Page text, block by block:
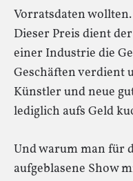
Vorratsdaten wollten.
Dieser Preis dient
einer Industrie die
Geschäften verdient
Künstler und neue
lediglich aufs Geld
Und warum man für
aufgeblasene Show